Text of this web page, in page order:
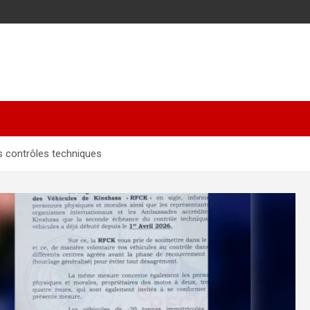
contrôles techniques